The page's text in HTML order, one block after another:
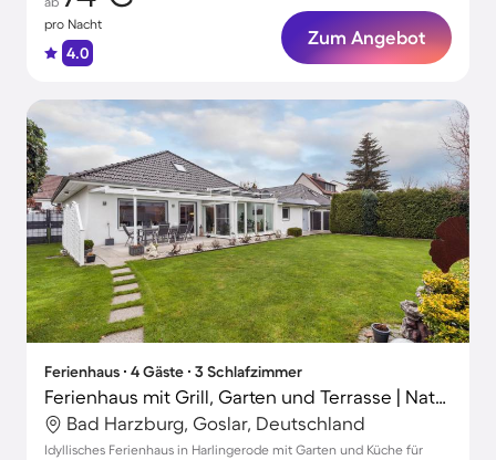
pro Nacht
4.0
Zum Angebot
Ferienhaus ∙ 4 Gäste ∙ 3 Schlafzimmer
Ferienhaus mit Grill, Garten und Terrasse | Naturblick
Bad Harzburg, Goslar, Deutschland
Idyllisches Ferienhaus in Harlingerode mit Garten und Küche für